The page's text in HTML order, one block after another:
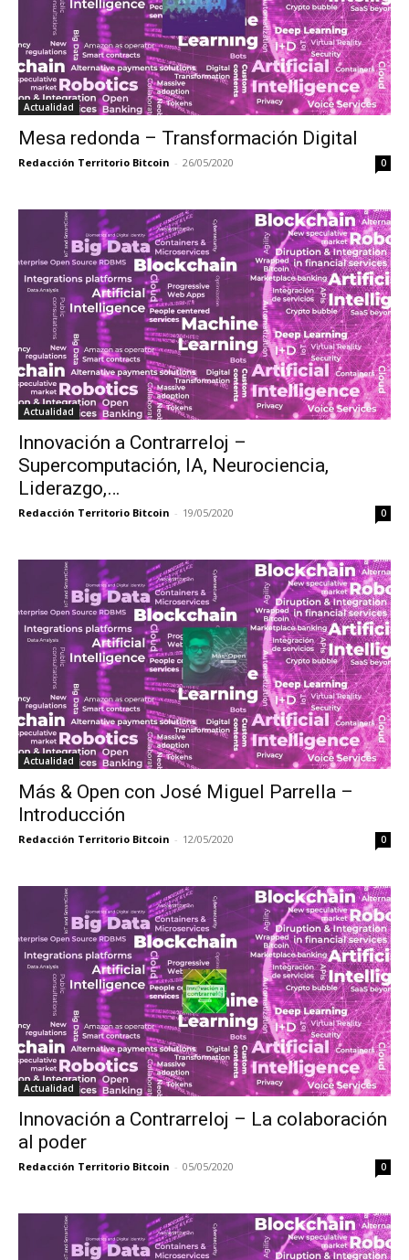
Actualidad
Mesa redonda – Transformación Digital
Redacción Territorio Bitcoin - 26/05/2020 0
Actualidad
Innovación a Contrarreloj –
Supercomputación, IA, Neurociencia,
Liderazgo,…
Redacción Territorio Bitcoin - 19/05/2020 0
Actualidad
Más & Open con José Miguel Parrella –
Introducción
Redacción Territorio Bitcoin - 12/05/2020 0
Actualidad
Innovación a Contrarreloj – La colaboración
al poder
Redacción Territorio Bitcoin - 05/05/2020 0